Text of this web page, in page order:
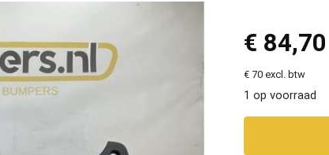
€ 84,70
€ 70 excl. btw
1 op voorraad